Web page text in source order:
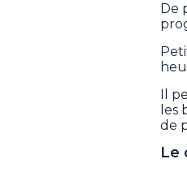
De
Il
les
de
Le